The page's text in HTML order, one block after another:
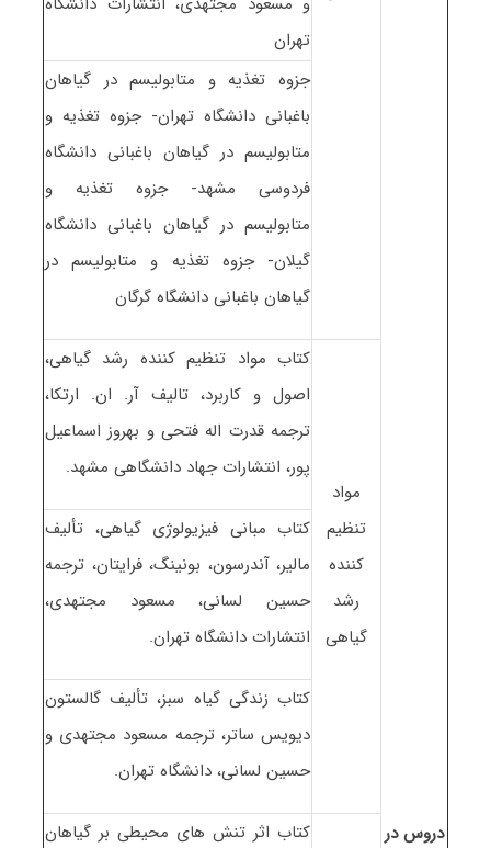
دروس در
تهران
جزوه تغذیه و متابولیسم در گیاهان
باغبانی دانشگاه تهران- جزوه تغذیه و
متابولیسم در گیاهان باغبانی دانشگاه
فردوسی مشهد- جزوه تغذیه و
متابولیسم در گیاهان باغبانی دانشگاه
گیلان- جزوه تغذیه و متابولیسم در
گیاهان باغبانی دانشگاه گرگان
مواد
تنظیم
کننده
رشد
گیاهی
کتاب مواد تنظیم کننده رشد گیاهی،
اصول و کاربرد، تالیف آر. ان. ارتکا،
ترجمه قدرت اله فتحی و بهروز اسماعیل
پور، انتشارات جهاد دانشگاهی مشهد.
کتاب مبانی فیزیولوژی گیاهی، تألیف
مالیر، آندرسون، بونینگ، فرایتان، ترجمه
حسین لسانی، مسعود مجتهدی،
انتشارات دانشگاه تهران.
کتاب زندگی گیاه سبز، تألیف گالستون
دیویس ساتر، ترجمه مسعود مجتهدی و
حسین لسانی، دانشگاه تهران.
کتاب اثر تنش های محیطی بر گیاهان